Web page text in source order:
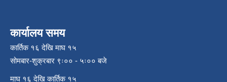
कार्यालय समय
कार्तिक १६ देखि माघ १५
सोमबार-शुक्रबार ९ः०० - ५ः०० बजे
माघ १६ देखि कार्तिक १५